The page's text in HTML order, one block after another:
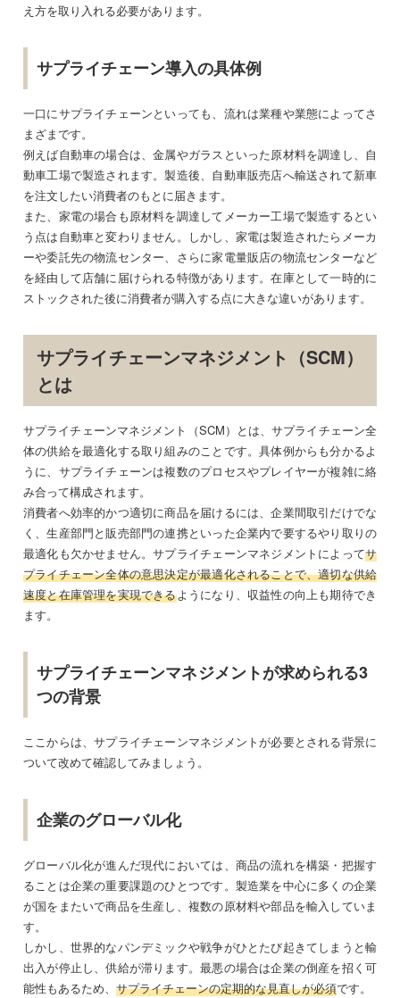
え方を取り入れる必要があります。
サプライチェーン導入の具体例
一口にサプライチェーンといっても、流れは業種や業態によってさ
まざまです。
例えば自動車の場合は、金属やガラスといった原材料を調達し、自
動車工場で製造されます。製造後、自動車販売店へ輸送されて新車
を注文したい消費者のもとに届きます。
また、家電の場合も原材料を調達してメーカー工場で製造するとい
う点は自動車と変わりません。しかし、家電は製造されたらメーカ
ーや委託先の物流センター、さらに家電量販店の物流センターなど
を経由して店舗に届けられる特徴があります。在庫として一時的に
ストックされた後に消費者が購入する点に大きな違いがあります。
サプライチェーンマネジメント（SCM）
とは
サプライチェーンマネジメント（SCM）とは、サプライチェーン全
体の供給を最適化する取り組みのことです。具体例からも分かるよ
うに、サプライチェーンは複数のプロセスやプレイヤーが複雑に絡
み合って構成されます。
消費者へ効率的かつ適切に商品を届けるには、企業間取引だけでな
く、生産部門と販売部門の連携といった企業内で要するやり取りの
最適化も欠かせません。サプライチェーンマネジメントによってサ
プライチェーン全体の意思決定が最適化されることで、適切な供給
速度と在庫管理を実現できるようになり、収益性の向上も期待でき
ます。
サプライチェーンマネジメントが求められる3
つの背景
ここからは、サプライチェーンマネジメントが必要とされる背景に
ついて改めて確認してみましょう。
企業のグローバル化
グローバル化が進んだ現代においては、商品の流れを構築・把握す
ることは企業の重要課題のひとつです。製造業を中心に多くの企業
が国をまたいで商品を生産し、複数の原材料や部品を輸入していま
す。
しかし、世界的なパンデミックや戦争がひとたび起きてしまうと輸
出入が停止し、供給が滞ります。最悪の場合は企業の倒産を招く可
能性もあるため、 サプライチェーンの定期的な見直しが必須です。